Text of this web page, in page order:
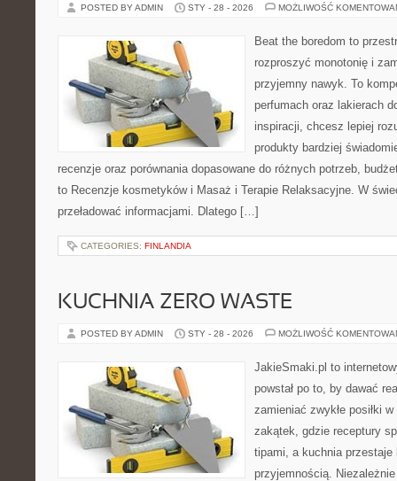
POSTED BY ADMIN STY - 28 - 2026 MOŻLIWOŚĆ
Beat the boredom to
rozproszyć monotonię i
przyjemny nawyk. To
perfumach oraz lakierach
inspiracji, chcesz lepiej
produkty bardziej
recenzje oraz porównania dopasowane do różnych potrzeb,
to Recenzje kosmetyków i Masaż i Terapie Relaksacyjne. W
przeładować informacjami. Dlatego […]
CATEGORIES: FINLANDIA
KUCHNIA ZERO WASTE
POSTED BY ADMIN STY - 28 - 2026 MOŻLIWOŚĆ
JakieSmaki.pl to
powstał po to, by dawać
zamieniać zwykłe posiłki
zakątek, gdzie receptury
tipami, a kuchnia
przyjemnością.